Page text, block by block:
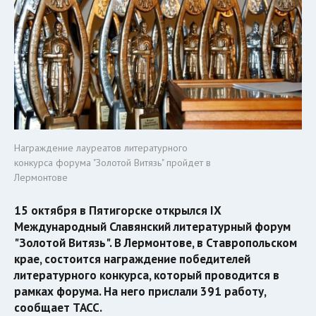
Награждение лауреатов литературного
конкурса форума "Золотой Витязь" пройдет в
Лермонтове
15 октября в Пятигорске открылся IX
Международный Славянский литературный форум
"Золотой Витязь". В Лермонтове, в Ставропольском
крае, состоится награждение победителей
литературного конкурса, который проводится в
рамках форума. На него прислали 391 работу,
сообщает ТАСС.